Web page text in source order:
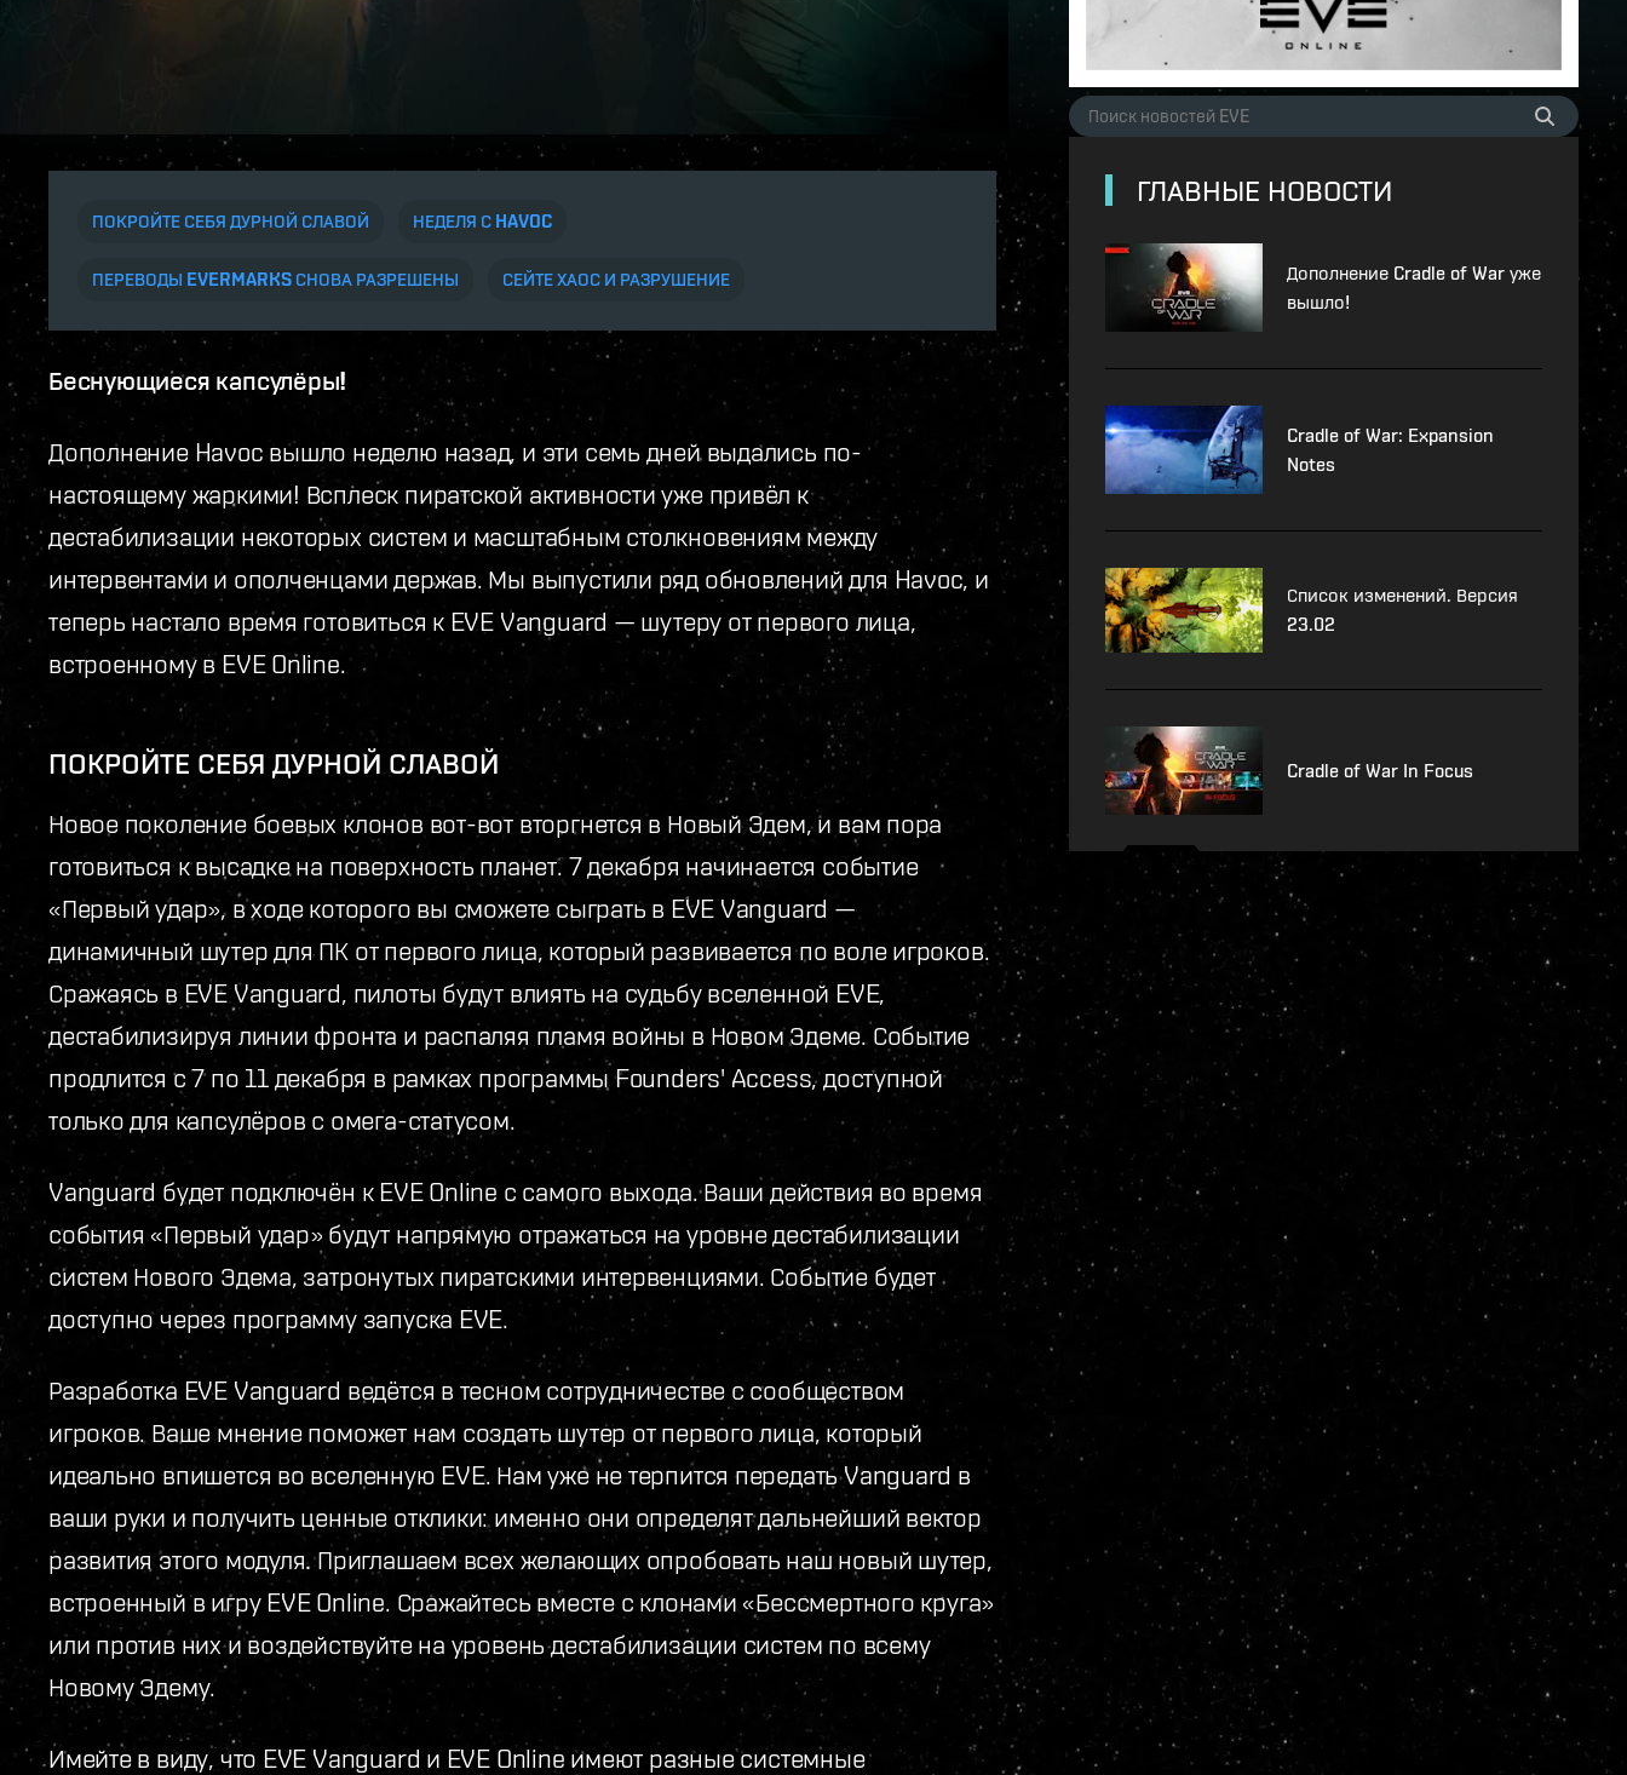
ПОКРОЙТЕ СЕБЯ ДУРНОЙ СЛАВОЙ НЕДЕЛЯ С HAVOC
ПЕРЕВОДЫ EVERMARKS СНОВА РАЗРЕШЕНЫ СЕЙТЕ ХАОС И РАЗРУШЕНИЕ
Беснующиеся капсулёры!
Дополнение Havoc вышло неделю назад, и эти семь дней выдались по-
настоящему жаркими! Всплеск пиратской активности уже привёл к
дестабилизации некоторых систем и масштабным столкновениям между
интервентами и ополченцами держав. Мы выпустили ряд обновлений для Havoc, и
теперь настало время готовиться к EVE Vanguard — шутеру от первого лица,
встроенному в EVE Online.
ПОКРОЙТЕ СЕБЯ ДУРНОЙ СЛАВОЙ
Новое поколение боевых клонов вот-вот вторгнется в Новый Эдем, и вам пора
готовиться к высадке на поверхность планет. 7 декабря начинается событие
«Первый удар», в ходе которого вы сможете сыграть в EVE Vanguard —
динамичный шутер для ПК от первого лица, который развивается по воле игроков.
Сражаясь в EVE Vanguard, пилоты будут влиять на судьбу вселенной EVE,
дестабилизируя линии фронта и распаляя пламя войны в Новом Эдеме. Событие
продлится с 7 по 11 декабря в рамках программы Founders' Access, доступной
только для капсулёров с омега-статусом.
Vanguard будет подключён к EVE Online с самого выхода. Ваши действия во время
события «Первый удар» будут напрямую отражаться на уровне дестабилизации
систем Нового Эдема, затронутых пиратскими интервенциями. Событие будет
доступно через программу запуска EVE.
Разработка EVE Vanguard ведётся в тесном сотрудничестве с сообществом
игроков. Ваше мнение поможет нам создать шутер от первого лица, который
идеально впишется во вселенную EVE. Нам уже не терпится передать Vanguard в
ваши руки и получить ценные отклики: именно они определят дальнейший вектор
развития этого модуля. Приглашаем всех желающих опробовать наш новый шутер,
встроенный в игру EVE Online. Сражайтесь вместе с клонами «Бессмертного круга»
или против них и воздействуйте на уровень дестабилизации систем по всему
Новому Эдему.
Имейте в виду, что EVE Vanguard и EVE Online имеют разные системные
ГЛАВНЫЕ НОВОСТИ
Дополнение Cradle of War уже
вышло!
Cradle of War: Expansion
Notes
Список изменений. Версия
23.02
Cradle of War In Focus